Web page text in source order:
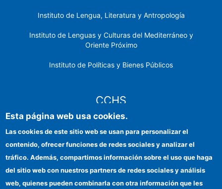
Instituto de Lengua, Literatura y Antropología
Instituto de Lenguas y Culturas del Mediterráneo y
Oriente Próximo
Instituto de Políticas y Bienes Públicos
CCHS
Identidad institucional
Ayudas FEDER
Esta página web usa cookies.
Las cookies de este sitio web se usan para personalizar el
contenido, ofrecer funciones de redes sociales y analizar el
tráfico. Además, compartimos información sobre el uso que haga
del sitio web con nuestros partners de redes sociales y análisis
web, quienes pueden combinarla con otra información que les